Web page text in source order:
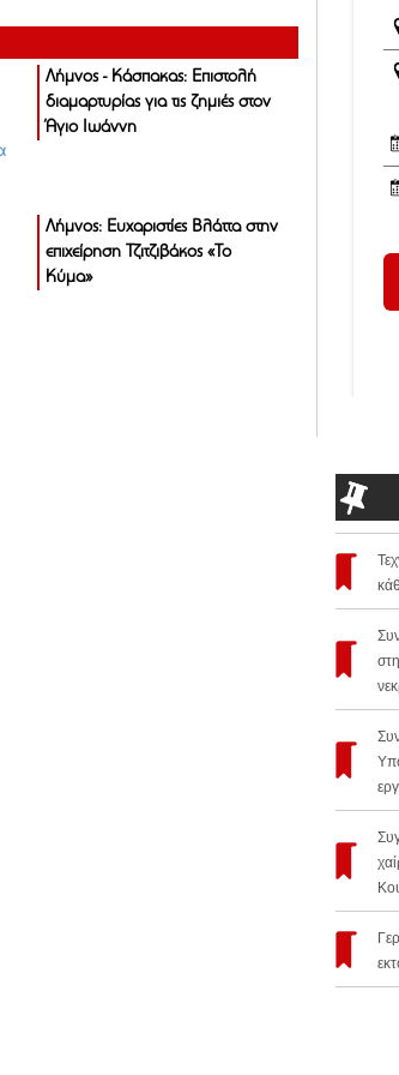
Λήμνος - Κάσπακας: Επιστολή
διαμαρτυρίας για τις ζημιές στον
Άγιο Ιωάννη
Λήμνος: Ευχαριστίες Βλάττα στην
επιχείρηση Τζιτζιβάκος «Το
Κύμα»